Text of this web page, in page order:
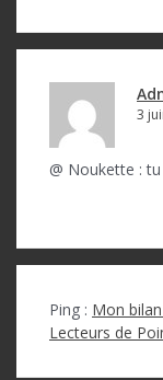
3
@ Noukette :
Ping : Mon
Lecteurs de